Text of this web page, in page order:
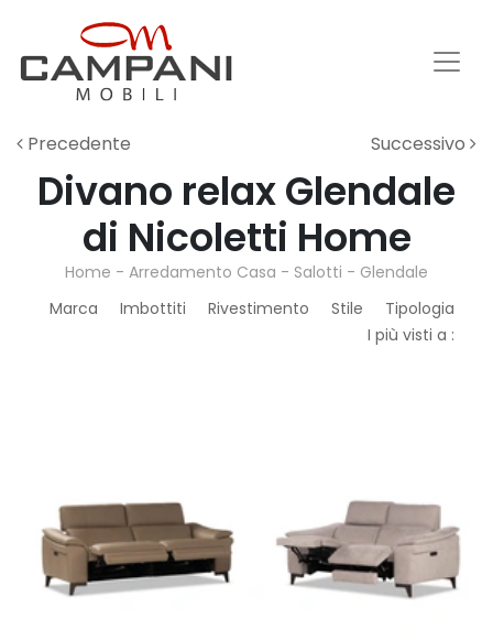
Precedente Successivo
Divano relax Glendale
di Nicoletti Home
Home - Arredamento Casa - Salotti - Glendale
Marca
Imbottiti Rivestimento Stile
Tipologia
I più visti a :